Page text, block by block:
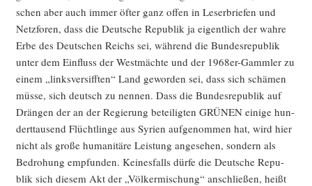
schen aber auch immer öfter ganz offen in Leser­brie­fen und
Netz­fo­ren, dass die Deut­sche Repu­blik ja eigent­lich der wah­re
Erbe des Deut­schen Reichs sei, wäh­rend die Bun­des­re­pu­blik
unter dem Ein­fluss der West­mäch­te und der 1968er-Gamm­ler zu
einem „links­ver­siff­ten“ Land gewor­den sei, dass sich schä­men
müs­se, sich deutsch zu nen­nen. Dass die Bun­des­re­pu­blik auf
Drän­gen der an der Regie­rung betei­lig­ten GRÜNEN eini­ge hun­
dert­tau­send Flücht­lin­ge aus Syri­en auf­ge­nom­men hat, wird hier
nicht als gro­ße huma­ni­tä­re Leis­tung ange­se­hen, son­dern als
Bedro­hung emp­fun­den. Kei­nes­falls dür­fe die Deut­sche Repu­
blik sich die­sem Akt der „Völ­ker­mi­schung“ anschlie­ßen, heißt